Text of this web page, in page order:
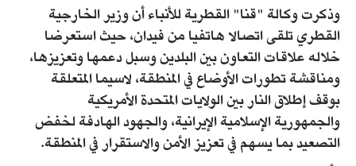
وذكرت وكالة "قنا" القطرية للأنباء أن وزير الخارجية
القطري تلقى اتصالا هاتفيا من فيدان، حيث استعرضا
خلاله علاقات التعاون بين البلدين وسبل دعمها وتعزيزها،
ومناقشة تطورات الأوضاع في المنطقة، لاسيما المتعلقة
بوقف إطلاق النار بين الولايات المتحدة الأمريكية
والجمهورية الإسلامية الإيرانية، والجهود الهادفة لخفض
التصعيد بما يسهم في تعزيز الأمن والاستقرار في المنطقة.